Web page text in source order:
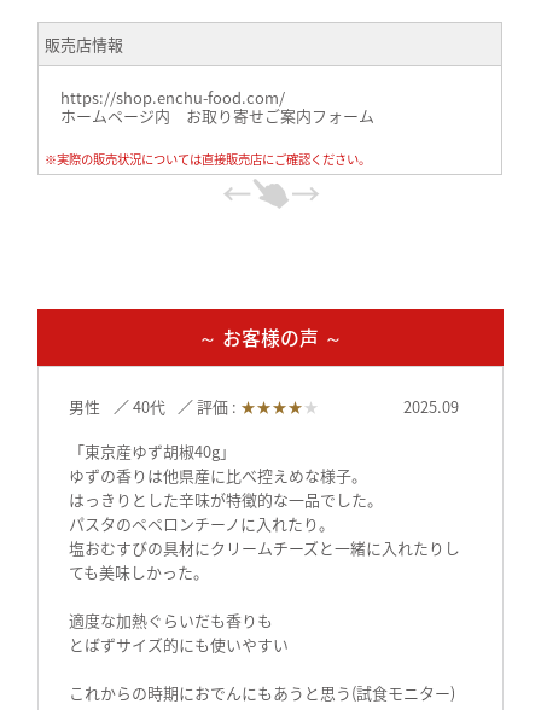
販売店情報
https://shop.enchu-food.com/
ホームページ内 お取り寄せご案内フォーム
※実際の販売状況については直接販売店にご確認ください。
～ お客様の声 ～
男性 40代 評価 : ★★★★★
2025.09
「東京産ゆず胡椒40g」
ゆずの香りは他県産に比べ控えめな様子。
はっきりとした辛味が特徴的な一品でした。
パスタのペペロンチーノに入れたり。
塩おむすびの具材にクリームチーズと一緒に入れたりし
ても美味しかった。
適度な加熱ぐらいだも香りも
とばずサイズ的にも使いやすい
これからの時期におでんにもあうと思う(試食モニター)